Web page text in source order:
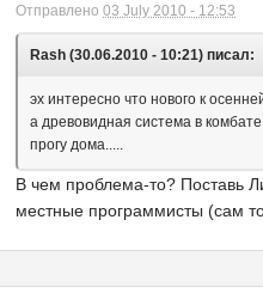
Отправлено 03 July 2010 - 12:53
Rash (30.06.2010 - 10:21) писал:
эх интересно что нового к
а древовидная система в
прогу дома.....
В чем проблема-то? Поставь
местные программисты (сам